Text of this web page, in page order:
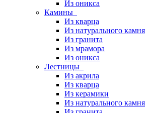
Из оникса
Камины
Из кварца
Из натурального камня
Из гранита
Из мрамора
Из оникса
Лестницы
Из акрила
Из кварца
Из керамики
Из натурального камня